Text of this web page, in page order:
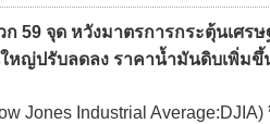
ก 59 จุด หวังมาตรการกระตุ้นเศ
หญ่ปรับลดลง ราคาน้ำมันดิบเพิ่มขึ้
Jones Industrial